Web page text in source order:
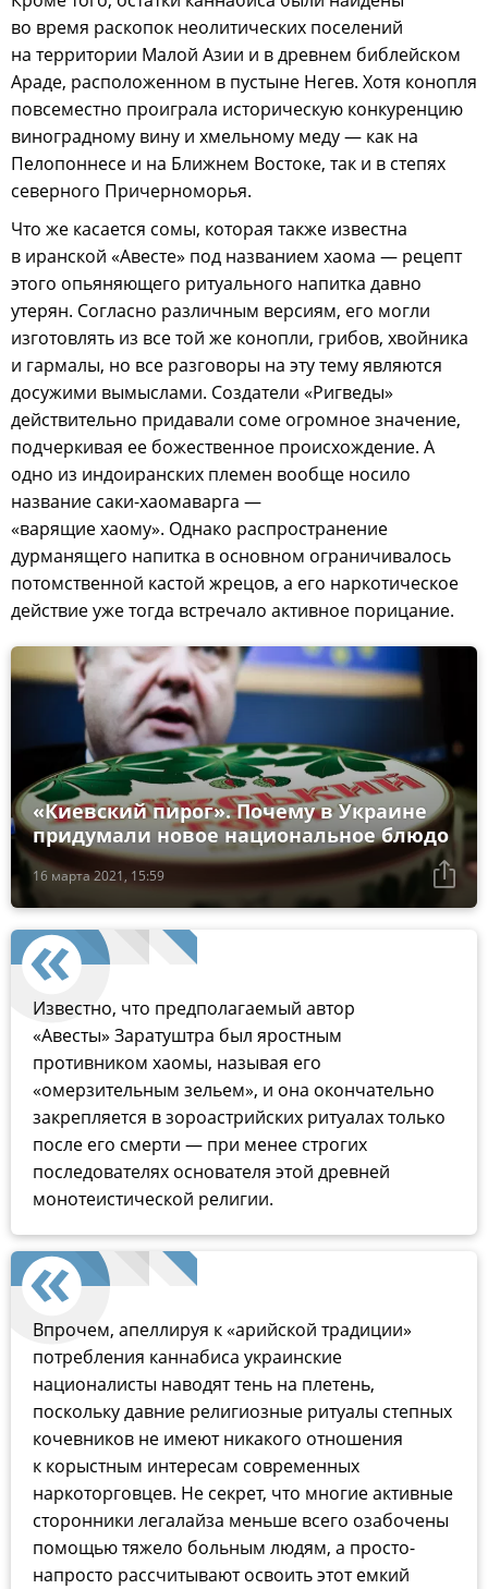
во время раскопок неолитических поселений
на территории Малой Азии и в древнем библейском
Араде, расположенном в пустыне Негев. Хотя конопля
повсеместно проиграла историческую конкуренцию
виноградному вину и хмельному меду — как на
Пелопоннесе и на Ближнем Востоке, так и в степях
северного Причерноморья.
Что же касается сомы, которая также известна
в иранской «Авесте» под названием хаома — рецепт
этого опьяняющего ритуального напитка давно
утерян. Согласно различным версиям, его могли
изготовлять из все той же конопли, грибов, хвойника
и гармалы, но все разговоры на эту тему являются
досужими вымыслами. Создатели «Ригведы»
действительно придавали соме огромное значение,
подчеркивая ее божественное происхождение. А
одно из индоиранских племен вообще носило
название саки-хаомаварга —
«варящие хаому». Однако распространение
дурманящего напитка в основном ограничивалось
потомственной кастой жрецов, а его наркотическое
действие уже тогда встречало активное порицание.
16 марта 2021, 15:59
«Киевский пирог». Почему в Украине
придумали новое национальное блюдо
Известно, что предполагаемый автор
«Авесты» Заратуштра был яростным
противником хаомы, называя его
«омерзительным зельем», и она окончательно
закрепляется в зороастрийских ритуалах только
после его смерти — при менее строгих
последователях основателя этой древней
монотеистической религии.
Впрочем, апеллируя к «арийской традиции»
потребления каннабиса украинские
националисты наводят тень на плетень,
поскольку давние религиозные ритуалы степных
кочевников не имеют никакого отношения
к корыстным интересам современных
наркоторговцев. Не секрет, что многие активные
сторонники легалайза меньше всего озабочены
помощью тяжело больным людям, а просто-
напросто рассчитывают освоить этот емкий